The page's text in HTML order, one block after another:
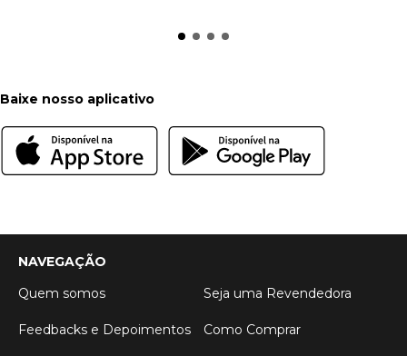
Baixe nosso aplicativo
NAVEGAÇÃO
Quem somos
Seja uma Revendedora
Feedbacks e Depoimentos Como Comprar